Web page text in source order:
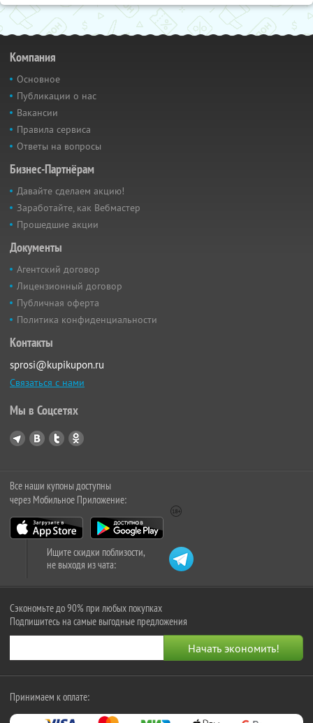
Компания
Основное
Публикации о нас
Вакансии
Правила сервиса
Ответы на вопросы
Бизнес-Партнёрам
Давайте сделаем акцию!
Заработайте, как Вебмастер
Прошедшие акции
Документы
Агентский договор
Лицензионный договор
Публичная оферта
Политика конфиденциальности
Контакты
sprosi@kupikupon.ru
Связаться с нами
Мы в Соцсетях
Все наши купоны доступны
через Мобильное Приложение:
Ищите скидки поблизости,
не выходя из чата:
Сэкономьте до 90% при любых покупках
Подпишитесь на самые выгодные предложения
Принимаем к оплате: